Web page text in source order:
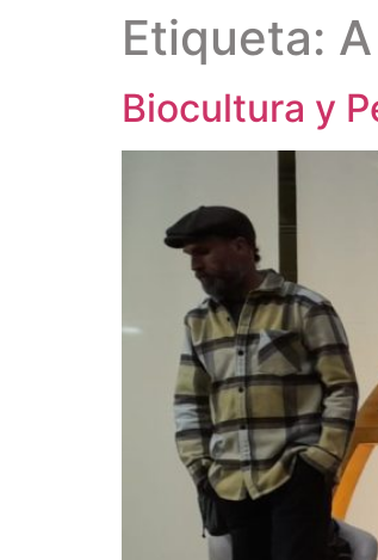
Etiqueta:
Biocultura y